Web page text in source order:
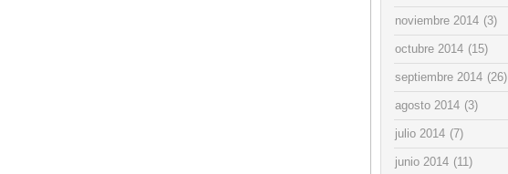
noviembre 2014 (3)
octubre 2014 (15)
septiembre 2014 (26)
agosto 2014 (3)
julio 2014 (7)
junio 2014 (11)